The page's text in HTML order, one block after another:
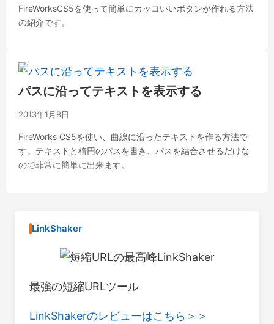
FireWorksCS5を使って簡単にカッコいいボタンが作れる方法
の紹介です。
Fireworks
パスに沿ってテキストを表示する
2013年1月8日
FireWorks CS5を使い、曲線に沿ったテキストを作る方法で
す。テキストと楕円のパスを書き、パスを結合させるだけな
ので非常に簡単に出来ます。
LinkShaker
最強の短縮URLツール
LinkShakerのレビューはこちら＞＞